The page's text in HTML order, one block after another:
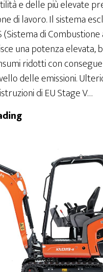
e delle più elevate
di lavoro. Il sistema
(Sistema di Combustione
una potenza elevata,
ridotti con
delle emissioni.
di EU Stage V…
U17-